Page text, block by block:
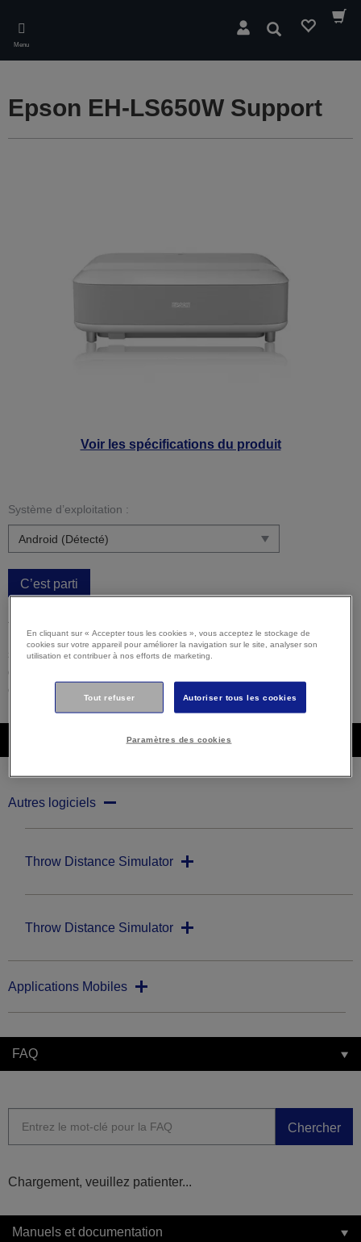
main
content
Menu
Rechercher
Voir les spécifications du produit
Epson EH-LS650W Support
Système d’exploitation :
C’est parti
ne soit pas détecté correctement. Il est important que vous
sélectionniez manuellement votre système d'exploitation ci-
dessus pour vous assurer que vous visualisez un contenu
compatible.
Autres logiciels
Throw Distance Simulator
Throw Distance Simulator
Applications Mobiles
FAQ
Chercher
Chargement, veuillez patienter...
Manuels et documentation
En cliquant sur « Accepter tous les cookies », vous acceptez le stockage de
cookies sur votre appareil pour améliorer la navigation sur le site, analyser son
utilisation et contribuer à nos efforts de marketing.
Tout refuser Autoriser tous les cookies
Paramètres des cookies